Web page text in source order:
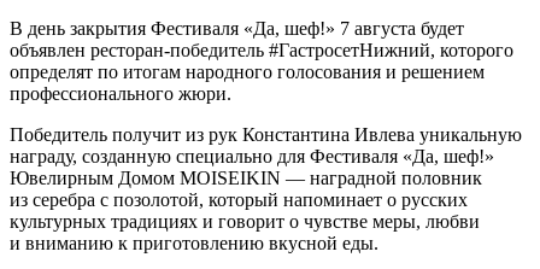
В день закрытия Фестиваля «Да, шеф!» 7 августа будет
объявлен ресторан-победитель #ГастросетНижний, которого
определят по итогам народного голосования и решением
профессионального жюри.
Победитель получит из рук Константина Ивлева уникальную
награду, созданную специально для Фестиваля «Да, шеф!»
Ювелирным Домом MOISEIKIN — наградной половник
из серебра с позолотой, который напоминает о русских
культурных традициях и говорит о чувстве меры, любви
и вниманию к приготовлению вкусной еды.